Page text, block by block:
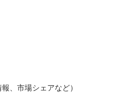
、市場シェアなど）